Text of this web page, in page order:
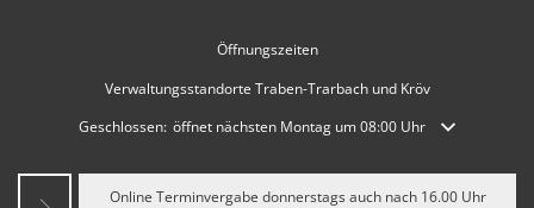
Öffnungszeiten
Verwaltungsstandorte Traben-Trarbach und Kröv
Klicken, um weitere Öffnungs- oder Schließzeiten auszublenden
Geschlossen: öffnet nächsten Montag um 08:00 Uhr
Online Terminvergabe donnerstags auch nach 16.00 Uhr